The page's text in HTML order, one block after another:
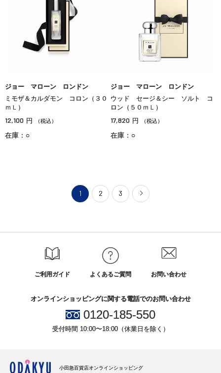
ジョー マローン ロンドン
ミモザ＆カルダモン コロン（３０
ｍＬ）
12,100 円 （税込）
在庫：○
ジョー マローン ロンドン
ウッド セージ＆シー ソルト コ
ロン（５０ｍＬ）
17,820 円 （税込）
在庫：○
1 2 3
ご利用ガイド よくあるご質問 お問い合わせ
オンラインショッピングに関する電話でのお問い合わせ
0120-185-550
受付時間 10:00〜18:00（休業日を除く）
小田急百貨店オンラインショッピング